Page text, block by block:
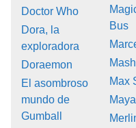
Doctor Who
Dora, la
exploradora
Doraemon
El asombroso
mundo de
Gumball
Bus
Max